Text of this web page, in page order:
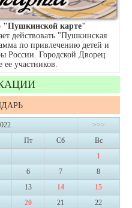
"Пушкинской карте"
действовать "Пушкинская
по привлечению детей и
России. Городской Дворец
участников.
>>>
Пт Сб
Вс
1
6 7
8
13 14
15
20 21
22